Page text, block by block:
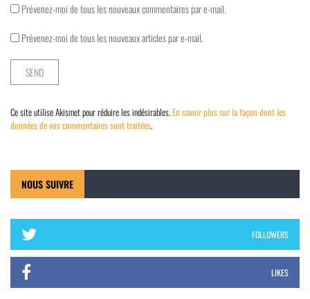
Prévenez-moi de tous les nouveaux commentaires par e-mail.
Prévenez-moi de tous les nouveaux articles par e-mail.
Ce site utilise Akismet pour réduire les indésirables.En savoir plus sur la façon dont les
données de vos commentaires sont traitées.
NOUS SUIVRE
FOLLOWERS
LIKES